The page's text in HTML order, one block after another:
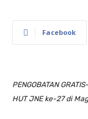
Facebook
PENGOBATAN
HUT JNE ke-27 di